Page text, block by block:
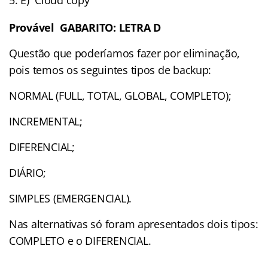
Provável GABARITO: LETRA D
Questão que poderíamos fazer por eliminação,
pois temos os seguintes tipos de backup:
NORMAL (FULL, TOTAL, GLOBAL, COMPLETO);
INCREMENTAL;
DIFERENCIAL;
DIÁRIO;
SIMPLES (EMERGENCIAL).
Nas alternativas só foram apresentados dois tipos:
COMPLETO e o DIFERENCIAL.